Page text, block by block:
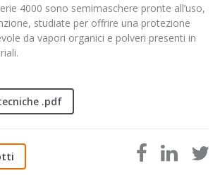
4000 sono semimaschere pronte all’uso,
studiate per offrire una protezione
da vapori organici e polveri presenti in
.pdf